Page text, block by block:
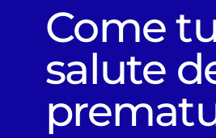
Come
salute